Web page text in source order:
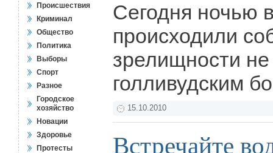
Происшествия
Криминал
Общество
Политика
Выборы
Спорт
Разное
Городское
хозяйство
Новации
Здоровье
Протесты
Сегодня ночью
происходили
зрелищности
голливудским
15.10.2010
Встречайте